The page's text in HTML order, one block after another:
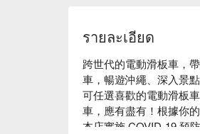
รายละเอียด
跨世代的電動滑板車，
車，暢遊沖繩、深入景
可任選喜歡的電動滑板
車，應有盡有！根據你
本店實施 COVID-19 預